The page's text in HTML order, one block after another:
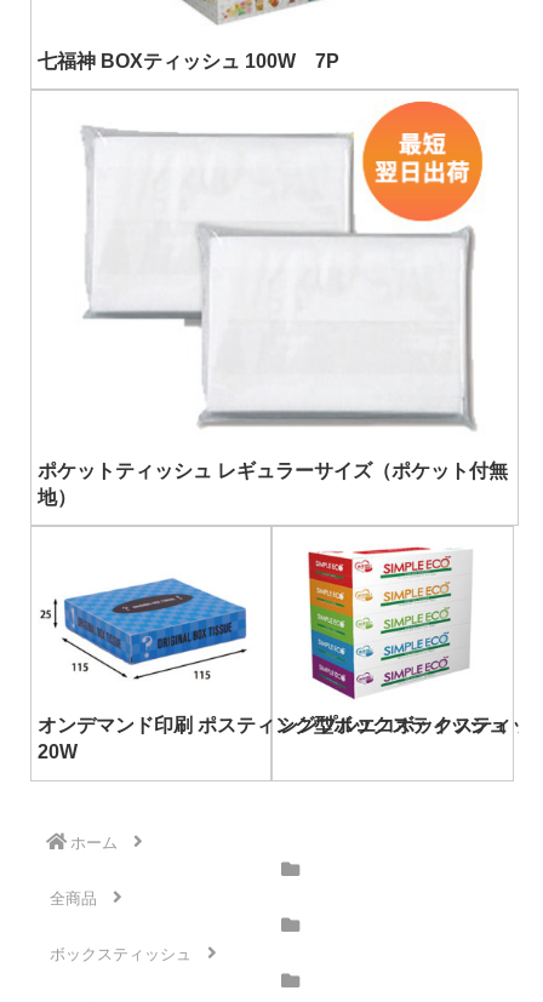
七福神 BOXティッシュ 100W 7P
ポケットティッシュ レギュラーサイズ（ポケット付無
地）
オンデマンド印刷 ポスティング型ボックスティッシュ
20W
シンプルエコボックスティッ
ホーム
全商品
ボックスティッシュ